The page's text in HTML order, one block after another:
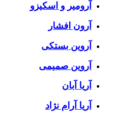
آرومیر و اسکیزو
آرون افشار
آروین بستکی
آروین صمیمی
آریا آبان
آریا آرام نژاد